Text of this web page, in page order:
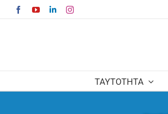
Skip
to
FacebookYouTubeLinkedInInstagram
ΤΑΥΤΟΤΗΤΑ